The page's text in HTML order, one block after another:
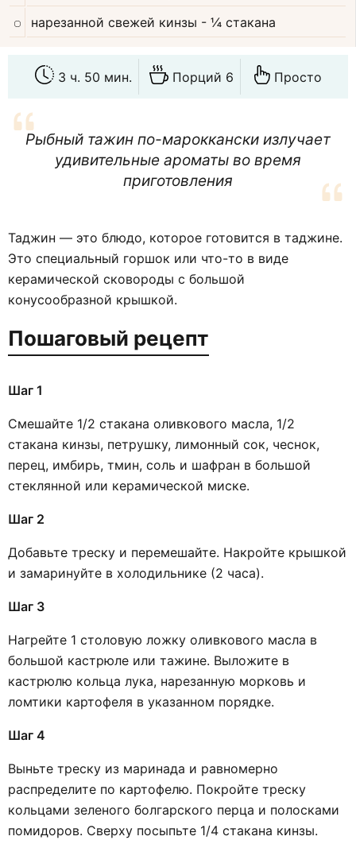
нарезанной свежей кинзы - ¼ стакана
3 ч. 50 мин. Порций 6 Просто
Рыбный тажин по-мароккански излучает
удивительные ароматы во время
приготовления
Таджин — это блюдо, которое готовится в таджине.
Это специальный горшок или что-то в виде
керамической сковороды с большой
конусообразной крышкой.
Пошаговый рецепт
Шаг 1
Смешайте 1/2 стакана оливкового масла, 1/2
стакана кинзы, петрушку, лимонный сок, чеснок,
перец, имбирь, тмин, соль и шафран в большой
стеклянной или керамической миске.
Шаг 2
Добавьте треску и перемешайте. Накройте крышкой
и замаринуйте в холодильнике (2 часа).
Шаг 3
Нагрейте 1 столовую ложку оливкового масла в
большой кастрюле или тажине. Выложите в
кастрюлю кольца лука, нарезанную морковь и
ломтики картофеля в указанном порядке.
Шаг 4
Выньте треску из маринада и равномерно
распределите по картофелю. Покройте треску
кольцами зеленого болгарского перца и полосками
помидоров. Сверху посыпьте 1/4 стакана кинзы.